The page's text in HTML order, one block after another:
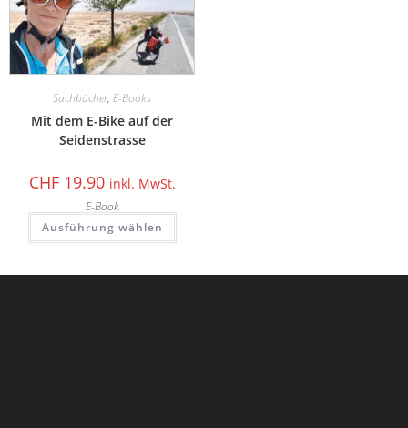
Sachbücher, E-Books
Mit dem E-Bike auf der
Seidenstrasse
CHF19.90 inkl. MwSt.
E-Book
Ausführung wählen